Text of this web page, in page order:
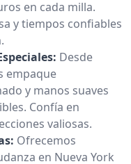
en cada milla.
y tiempos confiables
Desde
empaque
y manos suaves
Confía en
valiosas.
Ofrecemos
en Nueva York